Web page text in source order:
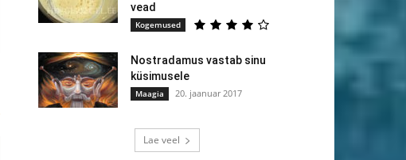
vead
Kogemused
Nostradamus vastab sinu
küsimusele
Maagia 20. jaanuar 2017
Lae veel